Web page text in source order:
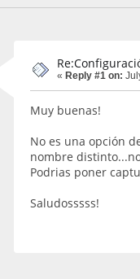
« Reply #1 on:
Muy buenas!
No es una opción
nombre
Podrias poner
Saludosssss!